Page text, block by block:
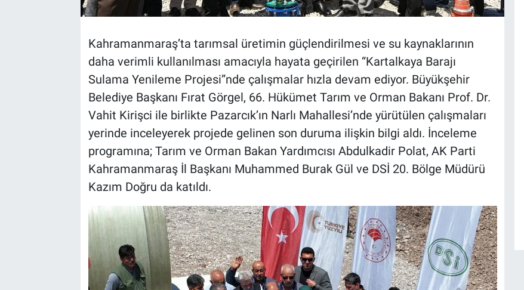
Kahramanmaraş’ta tarımsal üretimin güçlendirilmesi ve su kaynaklarının
daha verimli kullanılması amacıyla hayata geçirilen “Kartalkaya Barajı
Sulama Yenileme Projesi”nde çalışmalar hızla devam ediyor. Büyükşehir
Belediye Başkanı Fırat Görgel, 66. Hükümet Tarım ve Orman Bakanı Prof. Dr.
Vahit Kirişci ile birlikte Pazarcık’ın Narlı Mahallesi’nde yürütülen çalışmaları
yerinde inceleyerek projede gelinen son duruma ilişkin bilgi aldı. İnceleme
programına; Tarım ve Orman Bakan Yardımcısı Abdulkadir Polat, AK Parti
Kahramanmaraş İl Başkanı Muhammed Burak Gül ve DSİ 20. Bölge Müdürü
Kazım Doğru da katıldı.
HABERDE İNSAN